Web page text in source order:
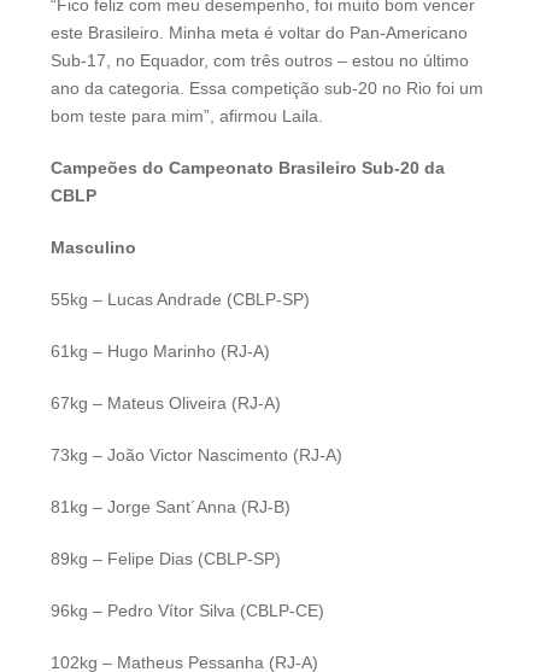
“Fico feliz com meu desempenho, foi muito bom vencer
este Brasileiro. Minha meta é voltar do Pan-Americano
Sub-17, no Equador, com três outros – estou no último
ano da categoria. Essa competição sub-20 no Rio foi um
bom teste para mim”, afirmou Laila.
Campeões do Campeonato Brasileiro Sub-20 da
CBLP
Masculino
55kg – Lucas Andrade (CBLP-SP)
61kg – Hugo Marinho (RJ-A)
67kg – Mateus Oliveira (RJ-A)
73kg – João Victor Nascimento (RJ-A)
81kg – Jorge Sant´Anna (RJ-B)
89kg – Felipe Dias (CBLP-SP)
96kg – Pedro Vítor Silva (CBLP-CE)
102kg – Matheus Pessanha (RJ-A)